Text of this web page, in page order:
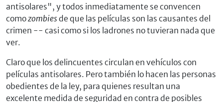
antisolares", y todos inmediatamente se convencen
comozombiesde que las películas son las causantes del
crimen -- casi como si los ladrones no tuvieran nada que
ver.
Claro que los delincuentes circulan en vehículos con
películas antisolares. Pero también lo hacen las personas
obedientes de la ley, para quienes resultan una
excelente medida de seguridad en contra de posibles